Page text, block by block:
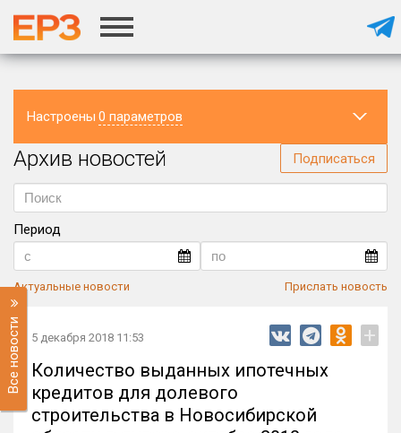
Настроены 0 параметров
Регион
Архив новостей Подписаться
Период
Актуальные новости Прислать новость
Все новости 5 декабря 2018 11:53 +
Количество выданных ипотечных
кредитов для долевого
строительства в Новосибирской